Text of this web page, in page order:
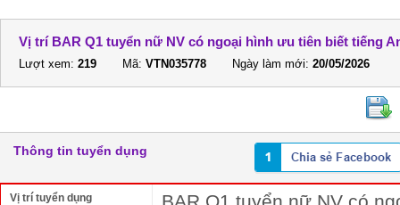
Vị trí BAR Q1 tuyển nữ NV có ngoại hình ưu tiên biết tiếng
Lượt xem: 219 Mã: VTN035778 Ngày làm mới: 20/05/2026
Thông tin tuyển dụng
Vị trí tuyển dụng